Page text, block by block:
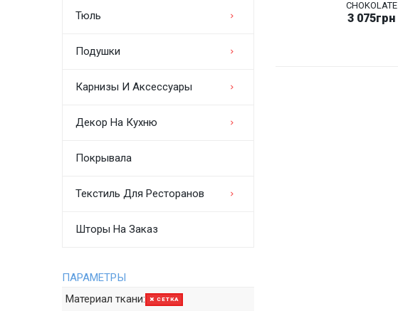
Тюль
Подушки
Карнизы И Аксессуары
Декор На Кухню
Покрывала
Текстиль Для Ресторанов
Шторы На Заказ
ПАРАМЕТРЫ
Материал ткани:
СЕТКА
CHOKOLATE
3 075грн